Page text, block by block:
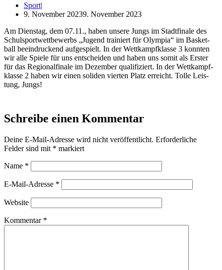
Sport
9. November 20239. November 2023
Am Diens­tag, dem 07.11., haben unse­re Jungs im Stadt­fi­na­le des
Schul­sport­wett­be­werbs „Jugend trai­niert für Olym­pia“ im Bas­ket­
ball beein­dru­ckend auf­ge­spielt. In der Wett­kampf­klas­se 3 konn­ten
wir alle Spie­le für uns ent­schei­den und haben uns somit als Ers­ter
für das Regio­nal­fi­na­le im Dezem­ber qua­li­fi­ziert. In der Wett­kampf­
klas­se 2 haben wir einen soli­den vier­ten Platz erreicht. Tol­le Leis­
tung, Jungs!
Schreibe einen Kommentar
Deine E-Mail-Adresse wird nicht veröffentlicht. Erforderliche
Felder sind mit * markiert
Name *
E-Mail-Adresse *
Website
Kommentar *